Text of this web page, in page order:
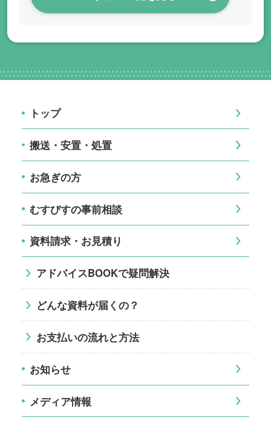
トップ
搬送・安置・処置
お急ぎの方
むすびすの事前相談
資料請求・お見積り
アドバイスBOOKで疑問解決
どんな資料が届くの？
お支払いの流れと方法
お知らせ
メディア情報